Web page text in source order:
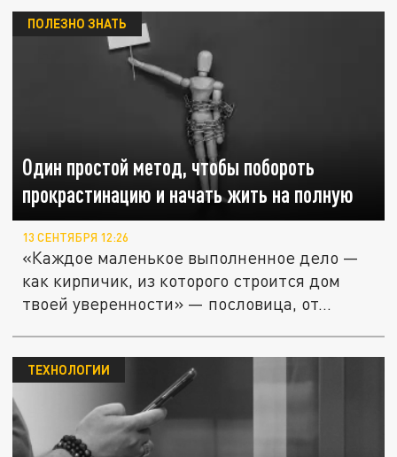
Один простой метод, чтобы побороть
прокрастинацию и начать жить на полную
ПОЛЕЗНО ЗНАТЬ
13 СЕНТЯБРЯ 12:26
«Каждое маленькое выполненное дело —
как кирпичик, из которого строится дом
твоей уверенности» — пословица, от...
ТЕХНОЛОГИИ